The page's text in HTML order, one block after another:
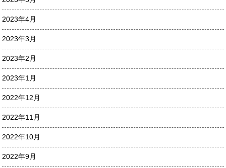
2023年4月
2023年3月
2023年2月
2023年1月
2022年12月
2022年11月
2022年10月
2022年9月